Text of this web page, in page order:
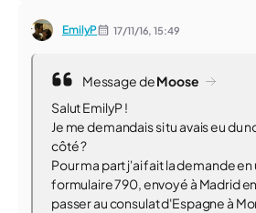
EmilyP 17/11/16,15:49
Message deMoose
Salut EmilyP !
Je me demandais si tu avais eu du
côté ?
Pour ma part j'ai fait la demande en
formulaire 790, envoyé à Madrid
passer au consulat d'Espagne à